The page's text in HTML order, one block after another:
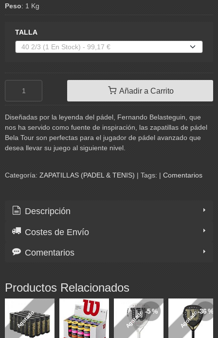
Peso: 1 Kg
TALLA
Añadir a Carrito
Diseñadas por la leyenda del pádel, Fernando Belasteguin, que
nos ha servido como fuente de inspiración, las zapatillas de pádel
Bela Tour son perfectas para el jugador de pádel avanzado que
desea llevar su juego al siguiente nivel.
Categoría: ZAPATILLAS (PADEL & TENIS) | Tags: | Comentarios
Descripción
Costes de Envío
Comentarios
Productos Relacionados
Agotado Agotado-5 % Agotado-36 %